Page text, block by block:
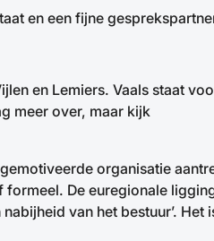
en een fijne
en Lemiers. Vaals staat
meer over, maar kijk
organisatie
De euregionale
van het bestuur’. Het